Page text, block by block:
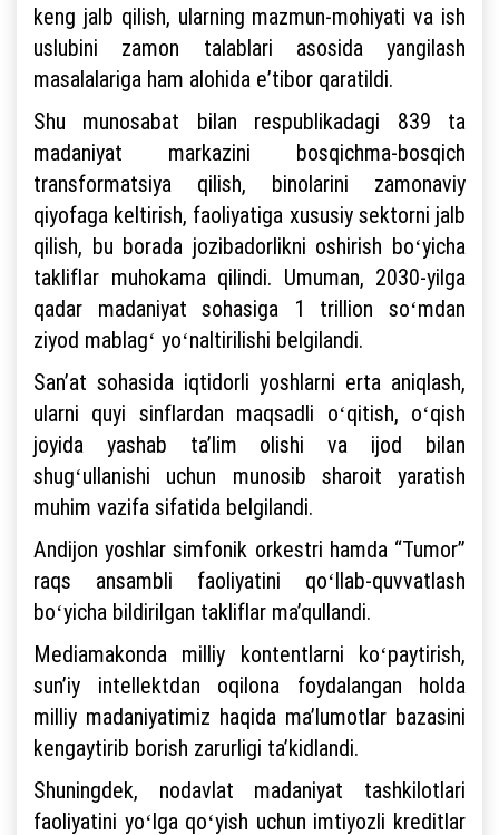
keng jalb qilish, ularning mazmun-mohiyati va ish
uslubini zamon talablari asosida yangilash
masalalariga ham alohida eʼtibor qaratildi.
Shu munosabat bilan respublikadagi 839 ta
madaniyat markazini bosqichma-bosqich
transformatsiya qilish, binolarini zamonaviy
qiyofaga keltirish, faoliyatiga xususiy sektorni jalb
qilish, bu borada jozibadorlikni oshirish boʻyicha
takliflar muhokama qilindi. Umuman, 2030-yilga
qadar madaniyat sohasiga 1 trillion soʻmdan
ziyod mablagʻ yoʻnaltirilishi belgilandi.
Sanʼat sohasida iqtidorli yoshlarni erta aniqlash,
ularni quyi sinflardan maqsadli oʻqitish, oʻqish
joyida yashab taʼlim olishi va ijod bilan
shugʻullanishi uchun munosib sharoit yaratish
muhim vazifa sifatida belgilandi.
Andijon yoshlar simfonik orkestri hamda “Tumor”
raqs ansambli faoliyatini qoʻllab-quvvatlash
boʻyicha bildirilgan takliflar maʼqullandi.
Mediamakonda milliy kontentlarni koʻpaytirish,
sunʼiy intellektdan oqilona foydalangan holda
milliy madaniyatimiz haqida maʼlumotlar bazasini
kengaytirib borish zarurligi taʼkidlandi.
Shuningdek, nodavlat madaniyat tashkilotlari
faoliyatini yoʻlga qoʻyish uchun imtiyozli kreditlar